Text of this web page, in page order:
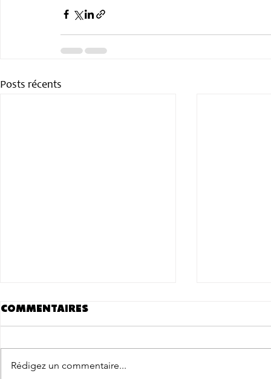
Posts récents
Commentaires
Rédigez un commentaire...